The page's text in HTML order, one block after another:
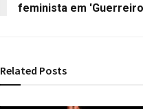
feminista em
Related Posts